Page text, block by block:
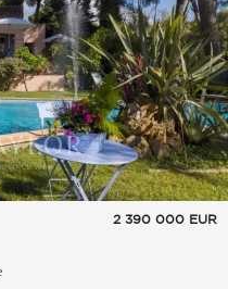
2 390 000 EUR